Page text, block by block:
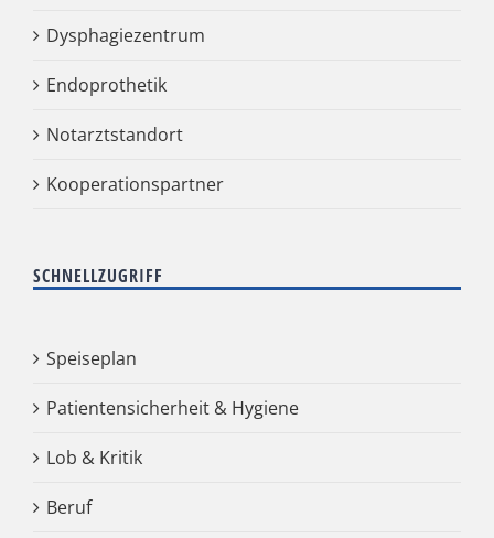
Dysphagiezentrum
Endoprothetik
Notarztstandort
Kooperationspartner
SCHNELLZUGRIFF
Speiseplan
Patientensicherheit & Hygiene
Lob & Kritik
Beruf